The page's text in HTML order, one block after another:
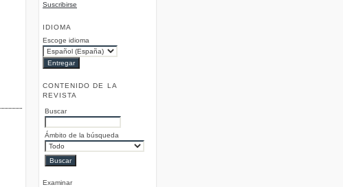
Suscribirse
IDIOMA
Escoge idioma
CONTENIDO DE LA
REVISTA
Buscar
Ámbito de la búsqueda
Examinar